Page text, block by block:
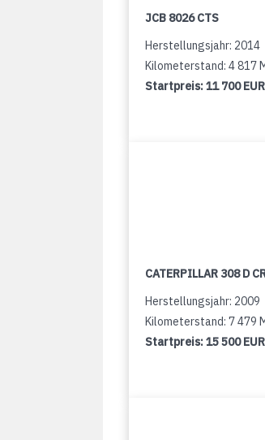
JCB 8026 CTS
Herstellungsjahr: 2014
Kilometerstand: 4 817
Startpreis:11 700 EUR
CATERPILLAR 308 D
Herstellungsjahr: 2009
Kilometerstand: 7 479
Startpreis:15 500 EUR